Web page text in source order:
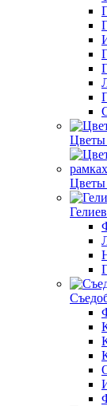
Цветы
Цветы